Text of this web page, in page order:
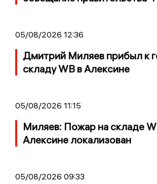
05/08/2026 12:36
Дмитрий Миляев прибыл к
складу WB в Алексине
05/08/2026 11:15
Миляев: Пожар на складе
Алексине локализован
05/08/2026 09:33